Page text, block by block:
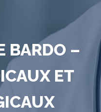
BARDO –
ET